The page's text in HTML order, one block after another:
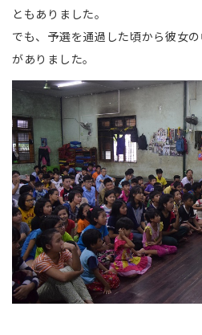
ともありました。
でも、予選を通過した頃から彼女
がありました。